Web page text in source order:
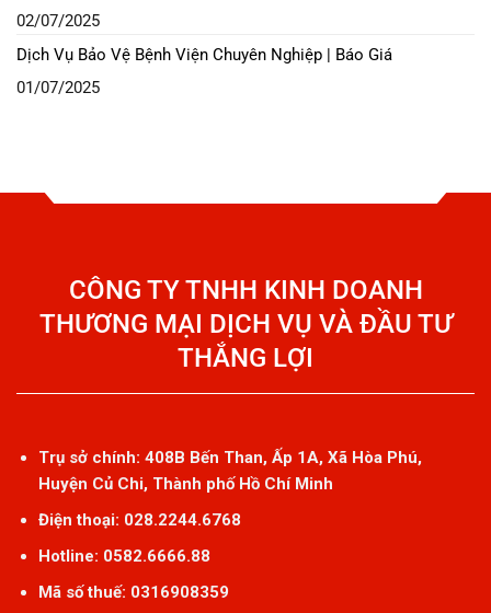
02/07/2025
Dịch Vụ Bảo Vệ Bệnh Viện Chuyên Nghiệp | Báo Giá
01/07/2025
CÔNG TY TNHH KINH DOANH
THƯƠNG MẠI DỊCH VỤ VÀ ĐẦU TƯ
THẮNG LỢI
Trụ sở chính: 408B Bến Than, Ấp 1A, Xã Hòa Phú,
Huyện Củ Chi, Thành phố Hồ Chí Minh
Điện thoại: 028.2244.6768
Hotline: 0582.6666.88
Mã số thuế: 0316908359